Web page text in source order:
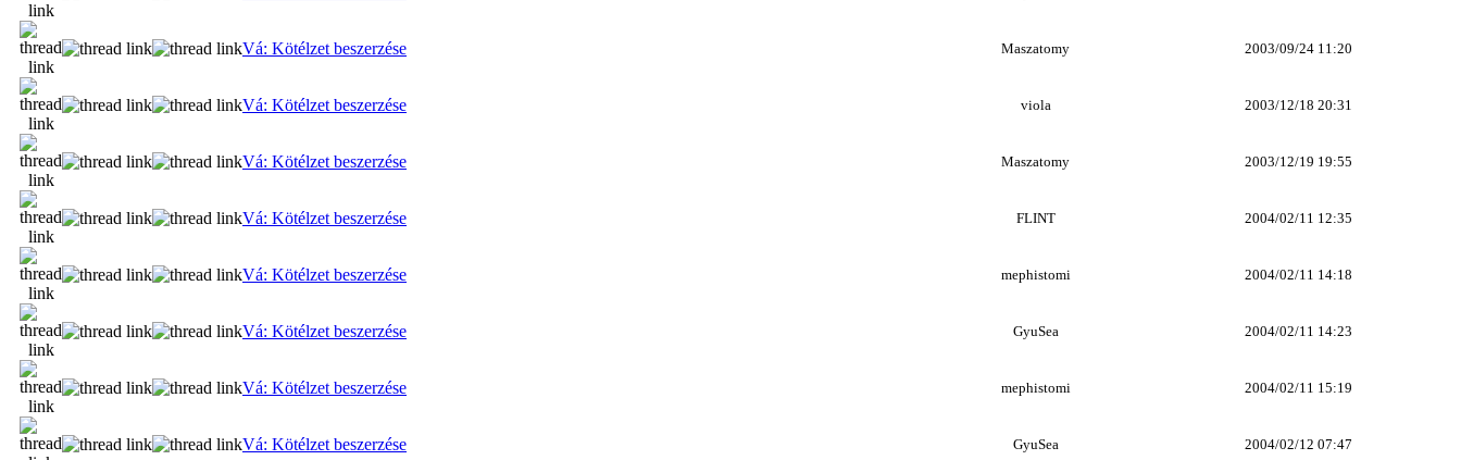
Vá: Kötélzet beszerzése Maszatomy 2003/09/24 11:20
Vá: Kötélzet beszerzése viola 2003/12/18 20:31
Vá: Kötélzet beszerzése Maszatomy 2003/12/19 19:55
Vá: Kötélzet beszerzése FLINT 2004/02/11 12:35
Vá: Kötélzet beszerzése mephistomi 2004/02/11 14:18
Vá: Kötélzet beszerzése GyuSea 2004/02/11 14:23
Vá: Kötélzet beszerzése mephistomi 2004/02/11 15:19
Vá: Kötélzet beszerzése GyuSea 2004/02/12 07:47